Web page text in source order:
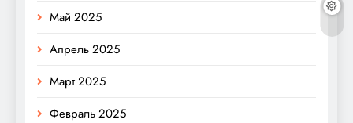
Май 2025
Апрель 2025
Март 2025
Февраль 2025